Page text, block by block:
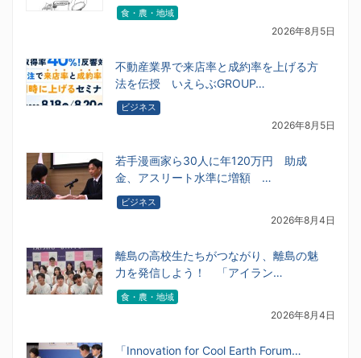
食・農・地域
2026年8月5日
不動産業界で来店率と成約率を上げる方
法を伝授 いえらぶGROUP…
ビジネス
2026年8月5日
若手漫画家ら30人に年120万円 助成
金、アスリート水準に増額 …
ビジネス
2026年8月4日
離島の高校生たちがつながり、離島の魅
力を発信しよう！ 「アイラン…
食・農・地域
2026年8月4日
「Innovation for Cool Earth Forum…